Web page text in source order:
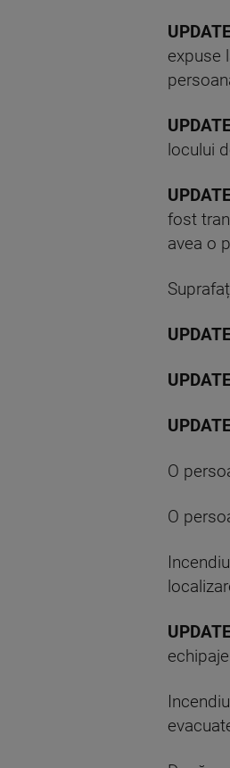
expuse
locului
fost
avea o
O
O